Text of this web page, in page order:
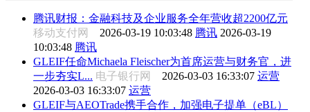
腾讯财报：金融科技及企业服务全年营收超2200亿元
移动支付网 2026-03-19 10:03:48 腾讯 2026-03-19
10:03:48 腾讯
GLEIF任命Michaela Fleischer为首席运营与财务官，进
一步夯实L... 电子银行网 2026-03-03 16:33:07 运营
2026-03-03 16:33:07 运营
GLEIF与AEOTrade携手合作，加强电子提单（eBL）